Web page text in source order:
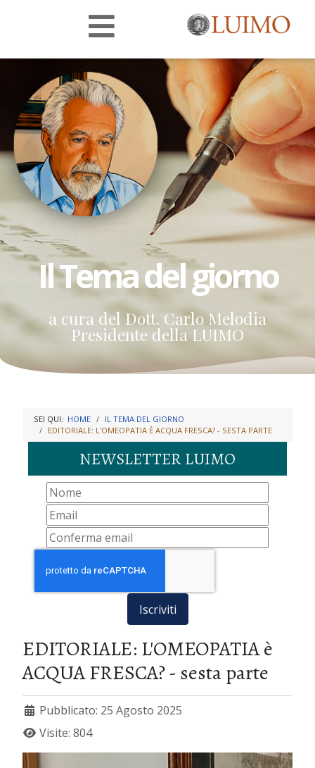
Il Tema del giorno
a cura del Dott. Carlo Melodia
Presidente della LUIMO
SEI QUI: HOME
IL TEMA DEL GIORNO
EDITORIALE: L'OMEOPATIA È ACQUA FRESCA? - SESTA PARTE
NEWSLETTER LUIMO
Iscriviti
EDITORIALE: L'OMEOPATIA è
ACQUA FRESCA? - sesta parte
Pubblicato: 25 Agosto 2025
Visite: 804